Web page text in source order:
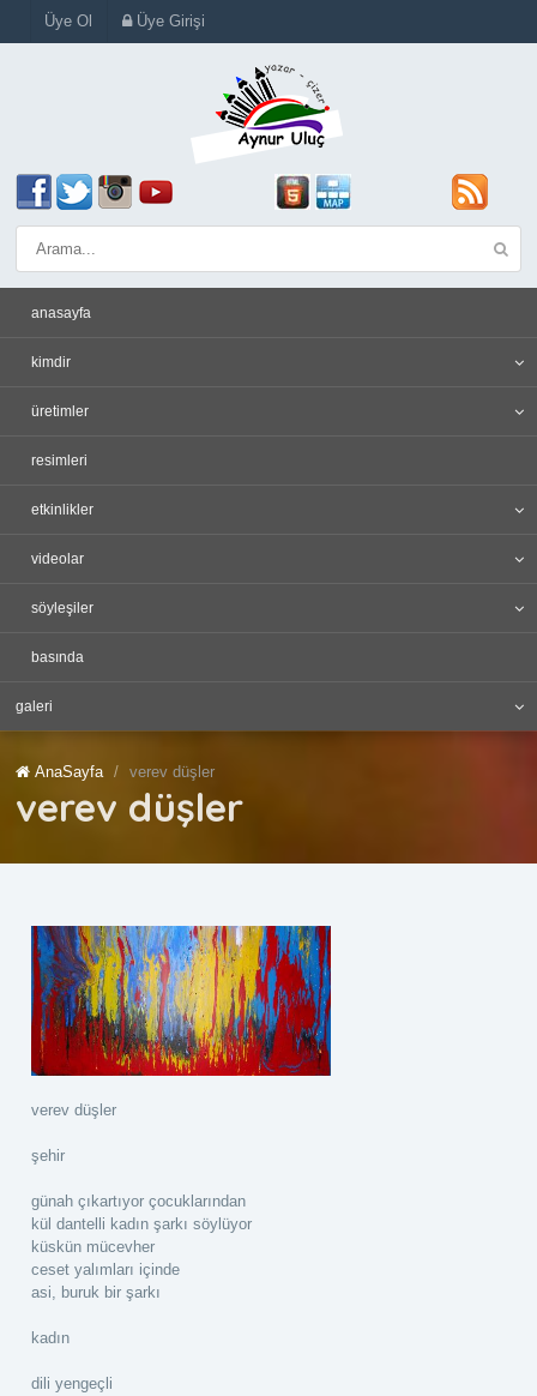
Üye Ol Üye Girişi
anasayfa
kimdir
üretimler
resimleri
etkinlikler
videolar
söyleşiler
basında
galeri
AnaSayfa verev düşler
verev düşler
verev düşler
şehir
günah çıkartıyor çocuklarından
kül dantelli kadın şarkı söylüyor
küskün mücevher
ceset yalımları içinde
asi, buruk bir şarkı
kadın
dili yengeçli